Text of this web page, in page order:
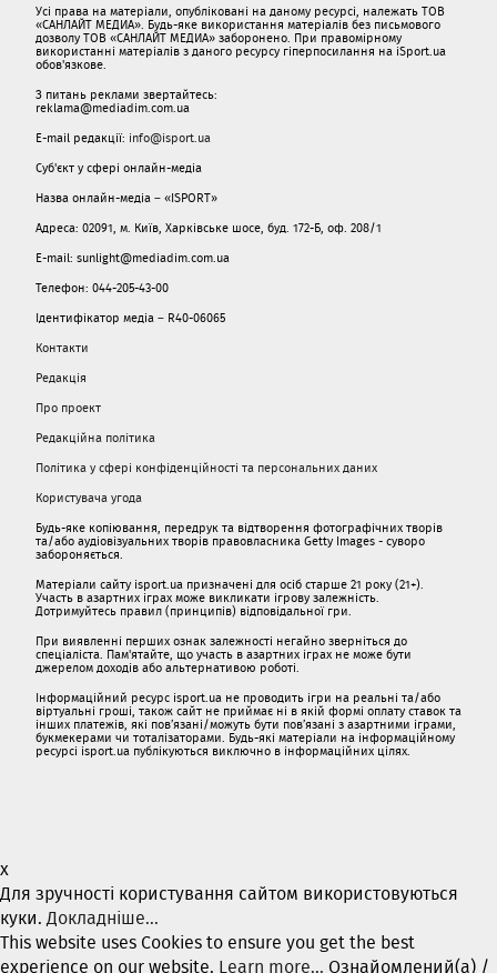
Усі права на матеріали, опубліковані на даному ресурсі, належать ТОВ
«САНЛАЙТ МЕДИА». Будь-яке використання матеріалів без письмового
дозволу ТОВ «САНЛАЙТ МЕДИА» заборонено. При правомірному
використанні матеріалів з даного ресурсу гіперпосилання на iSport.ua
обов'язкове.
З питань реклами звертайтесь:
reklama@mediadim.com.ua
E-mail редакції: info@isport.ua
Суб'єкт у сфері онлайн-медіа
Назва онлайн-медіа – «ISPORT»
Адреса: 02091, м. Київ, Харківське шосе, буд. 172-Б, оф. 208/1
E-mail: sunlight@mediadim.com.ua
Телефон: 044-205-43-00
Ідентифікатор медіа – R40-06065
Контакти
Редакція
Про проект
Редакційна політика
Політика у сфері конфіденційності та персональних даних
Користувача угода
Будь-яке копіювання, передрук та відтворення фотографічних творів
та/або аудіовізуальних творів правовласника Getty Images - суворо
забороняється.
Матеріали сайту isport.ua призначені для осіб старше 21 року (21+).
Участь в азартних іграх може викликати ігрову залежність.
Дотримуйтесь правил (принципів) відповідальної гри.
При виявленні перших ознак залежності негайно зверніться до
спеціаліста. Пам'ятайте, що участь в азартних іграх не може бути
джерелом доходів або альтернативою роботі.
Інформаційний ресурс isport.ua не проводить ігри на реальні та/або
віртуальні гроші, також сайт не приймає ні в якій формі оплату ставок та
інших платежів, які пов’язані/можуть бути пов’язані з азартними іграми,
букмекерами чи тоталізаторами. Будь-які матеріали на інформаційному
ресурсі isport.ua публікуються виключно в інформаційних цілях.
x
Для зручності користування сайтом використовуються
куки.Докладніше...
This website uses Cookies to ensure you get the best
experience on our website. Learn more... Ознайомлений(а) /